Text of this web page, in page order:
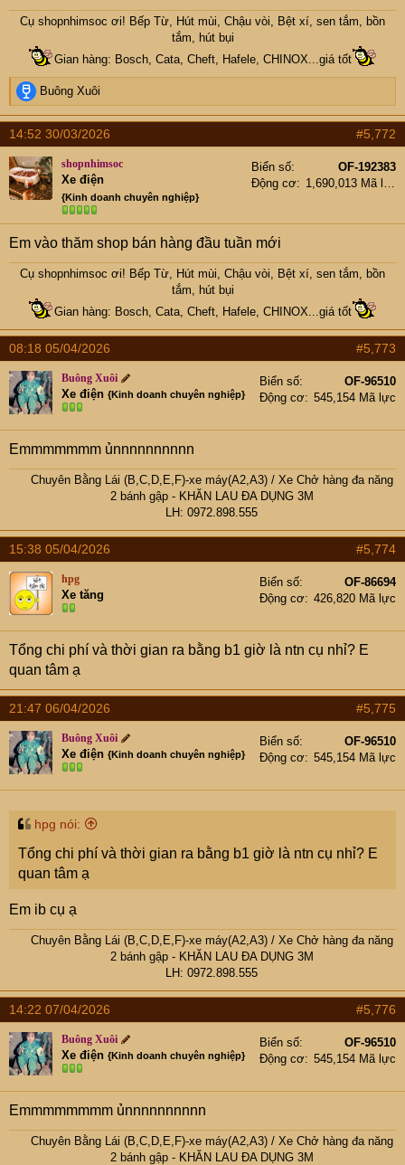
Cụ shopnhimsoc ơi! Bếp Từ, Hút mùi, Chậu vòi, Bệt xí, sen tắm, bồn
tắm, hút bụi
Gian hàng: Bosch, Cata, Cheft, Hafele, CHINOX...giá tốt
R
e
a
c
t
i
o
n
s
:
Buông Xuôi
14:52 30/03/2026 #5,772
shopnhimsoc
Xe điện
{Kinh doanh chuyên nghiệp}
Biển số
OF-192383
Động cơ
1,690,013 Mã lực
Em vào thăm shop bán hàng đầu tuần mới
Cụ shopnhimsoc ơi! Bếp Từ, Hút mùi, Chậu vòi, Bệt xí, sen tắm, bồn
tắm, hút bụi
Gian hàng: Bosch, Cata, Cheft, Hafele, CHINOX...giá tốt
08:18 05/04/2026 #5,773
Buông Xuôi
Xe điện {Kinh doanh chuyên nghiệp}
Biển số
OF-96510
Động cơ
545,154 Mã lực
Emmmmmmm ủnnnnnnnnnn
Chuyên Bằng Lái (B,C,D,E,F)-xe máy(A2,A3)/ Xe Chở hàng đa năng
2 bánh gập- KHĂN LAU ĐA DỤNG 3M
LH: 0972.898.555​
15:38 05/04/2026 #5,774
hpg
Xe tăng
Biển số
OF-86694
Động cơ
426,820 Mã lực
Tổng chi phí và thời gian ra bằng b1 giờ là ntn cụ nhỉ? E
quan tâm ạ
21:47 06/04/2026 #5,775
Buông Xuôi
Xe điện {Kinh doanh chuyên nghiệp}
Biển số
OF-96510
Động cơ
545,154 Mã lực
hpg nói:
Tổng chi phí và thời gian ra bằng b1 giờ là ntn cụ nhỉ? E
quan tâm ạ
Em ib cụ ạ
Chuyên Bằng Lái (B,C,D,E,F)-xe máy(A2,A3)/ Xe Chở hàng đa năng
2 bánh gập- KHĂN LAU ĐA DỤNG 3M
LH: 0972.898.555​
14:22 07/04/2026 #5,776
Buông Xuôi
Xe điện {Kinh doanh chuyên nghiệp}
Biển số
OF-96510
Động cơ
545,154 Mã lực
Emmmmmmmm ủnnnnnnnnnn
Chuyên Bằng Lái (B,C,D,E,F)-xe máy(A2,A3)/ Xe Chở hàng đa năng
2 bánh gập- KHĂN LAU ĐA DỤNG 3M